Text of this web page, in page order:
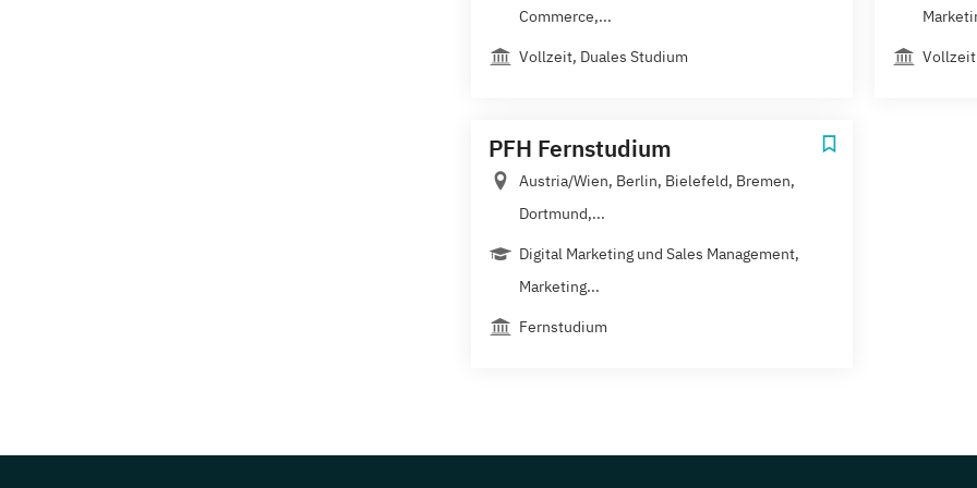
Commerce,...
Vollzeit, Duales Studium Vollzeit
PFH Fernstudium
Austria/Wien, Berlin, Bielefeld, Bremen,
Dortmund,...
Digital Marketing und Sales Management,
Marketing...
Fernstudium